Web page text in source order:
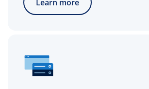
Learn more